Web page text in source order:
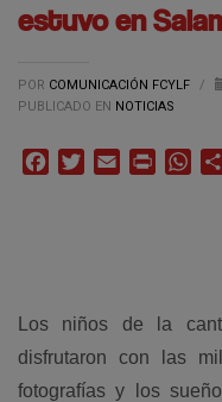
estuvo en
POR COMUNICACIÓN FCYLF /
PUBLICADO EN NOTICIAS
FacebookTwitterEmail Print
Los niños de la
disfrutaron con las
fotografías y los